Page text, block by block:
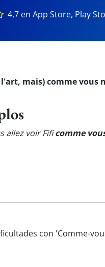
4,7 en App Store, Play
l'art, mais) comme vous
allez voir Fificomme
con 'Comme-